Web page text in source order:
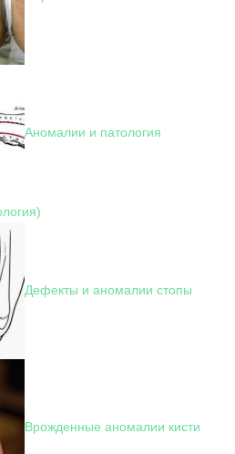
Аномалии и патология
Дефекты и аномалии стопы
Врожденные аномалии кисти